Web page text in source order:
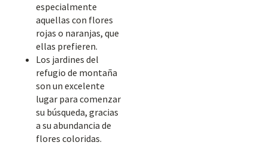
especialmente
aquellas con flores
rojas o naranjas, que
ellas prefieren.
Los jardines del
refugio de montaña
son un excelente
lugar para comenzar
su búsqueda, gracias
a su abundancia de
flores coloridas.